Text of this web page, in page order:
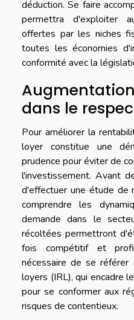
déduction. Se faire
permettra d'exploiter
offertes par les niches
toutes les économies
conformité avec la
dans le
Pour améliorer la
loyer constitue une
prudence pour éviter de
l'investissement. Avant
d'effectuer une étude de
comprendre les
demande dans le
récoltées permettront
fois compétitif et
nécessaire de se référer
loyers (IRL), qui encadre
pour se conformer aux
risques de contentieux.